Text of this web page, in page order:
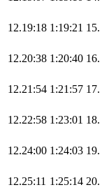
12.19:18 1:19:21 15.
12.20:38 1:20:40 16.
12.21:54 1:21:57 17.
12.22:58 1:23:01 18.
12.24:00 1:24:03 19.
12.25:11 1:25:14 20.